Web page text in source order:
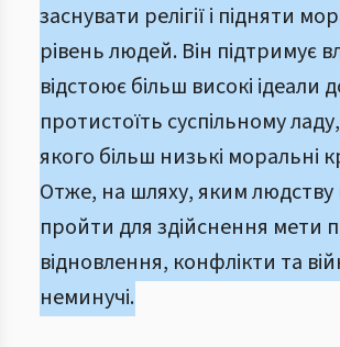
заснувати релігії і підняти
рівень людей. Він підтримує
відстоює більш високі ідеали
протистоїть суспільному
якого більш низькі моральні
Отже, на шляху, яким людству
пройти для здійснення мети
відновлення, конфлікти та
неминучі.